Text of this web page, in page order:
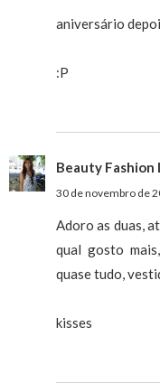
aniversário
:P
Beauty Fashion
30 de novembro de
Adoro as duas,
qual gosto
quase tudo,
kisses